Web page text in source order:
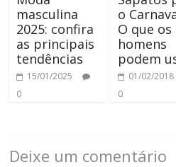
masculina
2025: confira
as principais
tendências
15/01/2025
0
o
O que os
homens
podem
01/02/2018
0
Deixe um comentário